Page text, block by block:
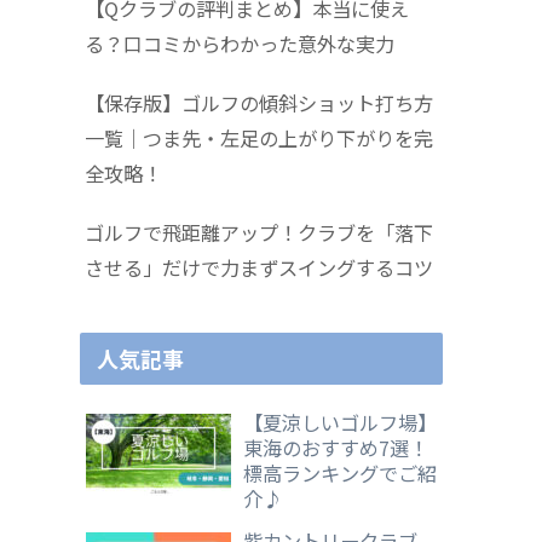
【Qクラブの評判まとめ】本当に使え
る？口コミからわかった意外な実力
【保存版】ゴルフの傾斜ショット打ち方
一覧｜つま先・左足の上がり下がりを完
全攻略！
ゴルフで飛距離アップ！クラブを「落下
させる」だけで力まずスイングするコツ
人気記事
【夏涼しいゴルフ場】
東海のおすすめ7選！
標高ランキングでご紹
介♪